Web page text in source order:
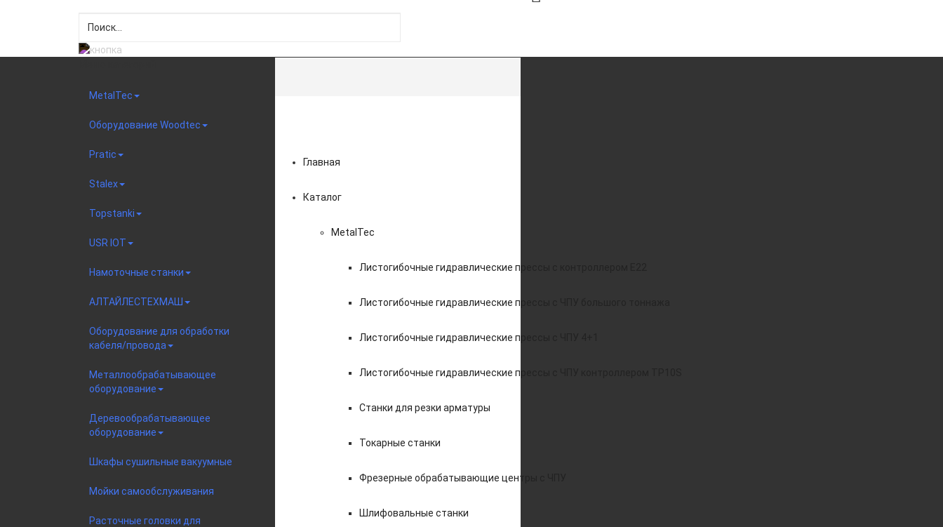
MetalTec
Оборудование Woodtec
Pratic
Stalex
Topstanki
USR IOT
Намоточные станки
АЛТАЙЛЕСТЕХМАШ
Оборудование для обработки
кабеля/провода
Металлообрабатывающее
оборудование
Деревообрабатывающее
оборудование
Шкафы сушильные вакуумные
Мойки самообслуживания
Расточные головки для
Главная
Каталог
MetalTec
Листогибочные гидравлические прессы с контроллером E22
Листогибочные гидравлические прессы с ЧПУ большого тоннажа
Листогибочные гидравлические прессы с ЧПУ 4+1
Листогибочные гидравлические прессы с ЧПУ контроллером TP10S
Станки для резки арматуры
Токарные станки
Фрезерные обрабатывающие центры с ЧПУ
Шлифовальные станки